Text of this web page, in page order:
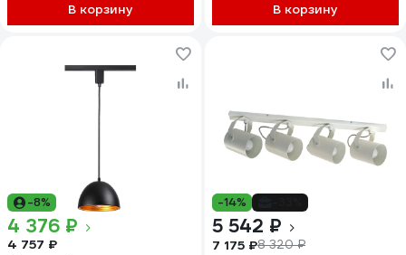
В корзину В корзину
-8%
4 376 ₽
4 757 ₽
-14%
5 542 ₽
7 175 ₽8 320 ₽